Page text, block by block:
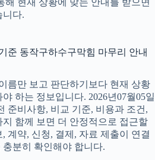
해 현재 상황에 맞는 안내를 받으면
니다.
준 동작구하수구막힘 마무리 안내
름만 보고 판단하기보다 현재 상황
하는 정보입니다. 2026년07월05일
준비사항, 비교 기준, 비용과 조건,
함께 보면 더 안정적으로 접근할
계약, 신청, 결제, 자료 제출이 연결
분히 확인해야 합니다.